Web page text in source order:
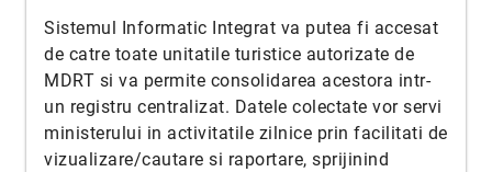
Sistemul Informatic Integrat va putea fi accesat
de catre toate unitatile turistice autorizate de
MDRT si va permite consolidarea acestora intr-
un registru centralizat. Datele colectate vor servi
ministerului in activitatile zilnice prin facilitati de
vizualizare/cautare si raportare, sprijinind